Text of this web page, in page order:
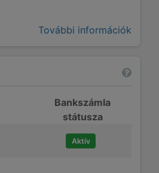
További információk
Bankszámla
státusza
Aktív